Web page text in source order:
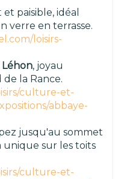
paisible, idéal
verre en terrasse.
loisirs-
Léhon, joyau
la Rance.
culture-et-
abbaye-
jusqu'au sommet
sur les toits
culture-et-